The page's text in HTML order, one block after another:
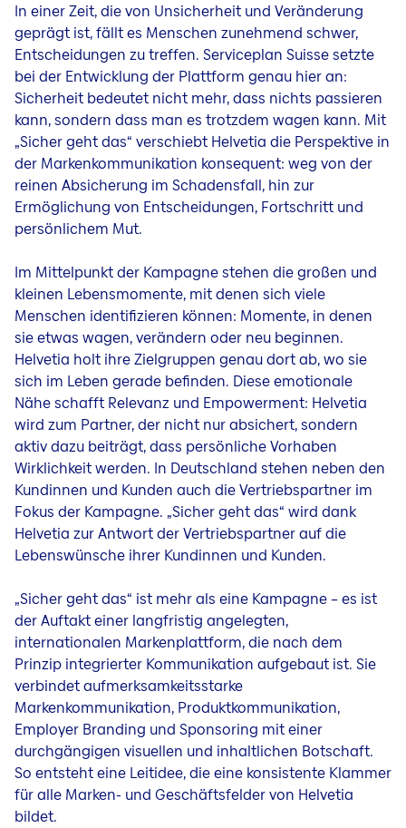
In einer Zeit, die von Unsicherheit und Veränderung
geprägt ist, fällt es Menschen zunehmend schwer,
Entscheidungen zu treffen. Serviceplan Suisse setzte
bei der Entwicklung der Plattform genau hier an:
Sicherheit bedeutet nicht mehr, dass nichts passieren
kann, sondern dass man es trotzdem wagen kann. Mit
„Sicher geht das“ verschiebt Helvetia die Perspektive in
der Markenkommunikation konsequent: weg von der
reinen Absicherung im Schadensfall, hin zur
Ermöglichung von Entscheidungen, Fortschritt und
persönlichem Mut.
Im Mittelpunkt der Kampagne stehen die großen und
kleinen Lebensmomente, mit denen sich viele
Menschen identifizieren können: Momente, in denen
sie etwas wagen, verändern oder neu beginnen.
Helvetia holt ihre Zielgruppen genau dort ab, wo sie
sich im Leben gerade befinden. Diese emotionale
Nähe schafft Relevanz und Empowerment: Helvetia
wird zum Partner, der nicht nur absichert, sondern
aktiv dazu beiträgt, dass persönliche Vorhaben
Wirklichkeit werden. In Deutschland stehen neben den
Kundinnen und Kunden auch die Vertriebspartner im
Fokus der Kampagne. „Sicher geht das“ wird dank
Helvetia zur Antwort der Vertriebspartner auf die
Lebenswünsche ihrer Kundinnen und Kunden.
„Sicher geht das“ ist mehr als eine Kampagne – es ist
der Auftakt einer langfristig angelegten,
internationalen Markenplattform, die nach dem
Prinzip integrierter Kommunikation aufgebaut ist. Sie
verbindet aufmerksamkeitsstarke
Markenkommunikation, Produktkommunikation,
Employer Branding und Sponsoring mit einer
durchgängigen visuellen und inhaltlichen Botschaft.
So entsteht eine Leitidee, die eine konsistente Klammer
für alle Marken- und Geschäftsfelder von Helvetia
bildet.